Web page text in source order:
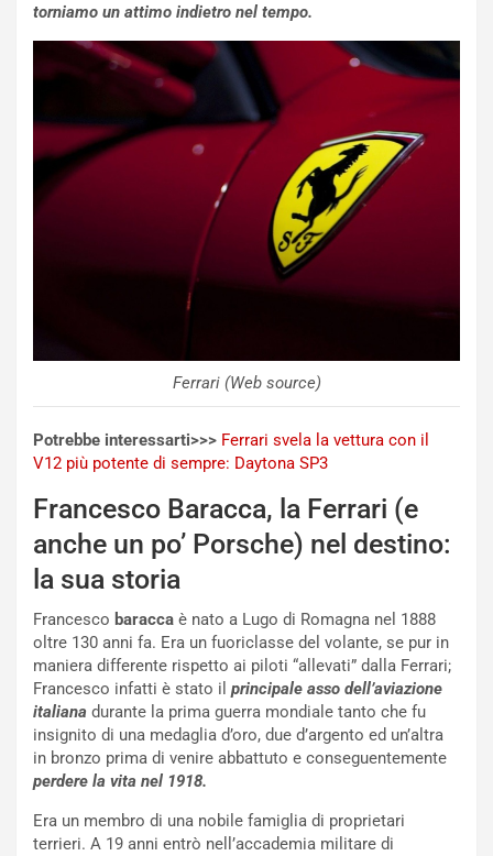
torniamo un attimo indietro nel tempo.
Ferrari (Web source)
Potrebbe interessarti>>> Ferrari svela la vettura con il
V12 più potente di sempre: Daytona SP3
Francesco Baracca, la Ferrari (e
anche un po’ Porsche) nel destino:
la sua storia
Francesco baracca è nato a Lugo di Romagna nel 1888
oltre 130 anni fa. Era un fuoriclasse del volante, se pur in
maniera differente rispetto ai piloti “allevati” dalla Ferrari;
Francesco infatti è stato il principale asso dell’aviazione
italiana durante la prima guerra mondiale tanto che fu
insignito di una medaglia d’oro, due d’argento ed un’altra
in bronzo prima di venire abbattuto e conseguentemente
perdere la vita nel 1918.
Era un membro di una nobile famiglia di proprietari
terrieri. A 19 anni entrò nell’accademia militare di